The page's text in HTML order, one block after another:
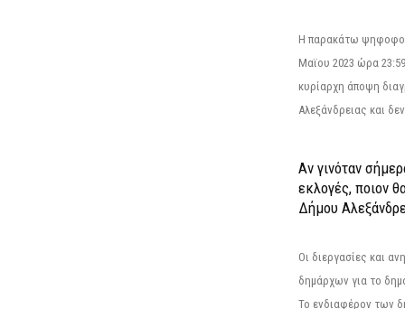
Η παρακάτω
Μαϊου 2023 ώρα
κυρίαρχη άποψη
Αλεξάνδρειας και
Αν γινόταν
εκλογές, ποιον
Δήμου
Οι διεργασίες και
δημάρχων για το
Το ενδιαφέρον των